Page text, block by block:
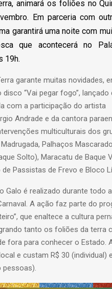
animará os foliões no
Em parceria com
garantirá uma noite com
que acontecerá no
19h.
garante muitas novidades,
“Vai pegar fogo”, lançado
com a participação do artista
Andrade e da cantora
multiculturais dos
Palhaços
Solto), Maracatu de Baque
de Passistas de Frevo e Bloco
Galo é realizado durante todo
A ação faz parte do
que enaltece a cultura
tanto os foliões da terra
fora para conhecer o Estado.
e custam R$ 30 (individual)
pessoas).